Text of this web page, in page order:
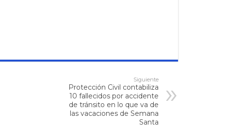
Siguiente
Protección Civil contabiliza
10 fallecidos por accidente
de tránsito en lo que va de
las vacaciones de Semana
Santa